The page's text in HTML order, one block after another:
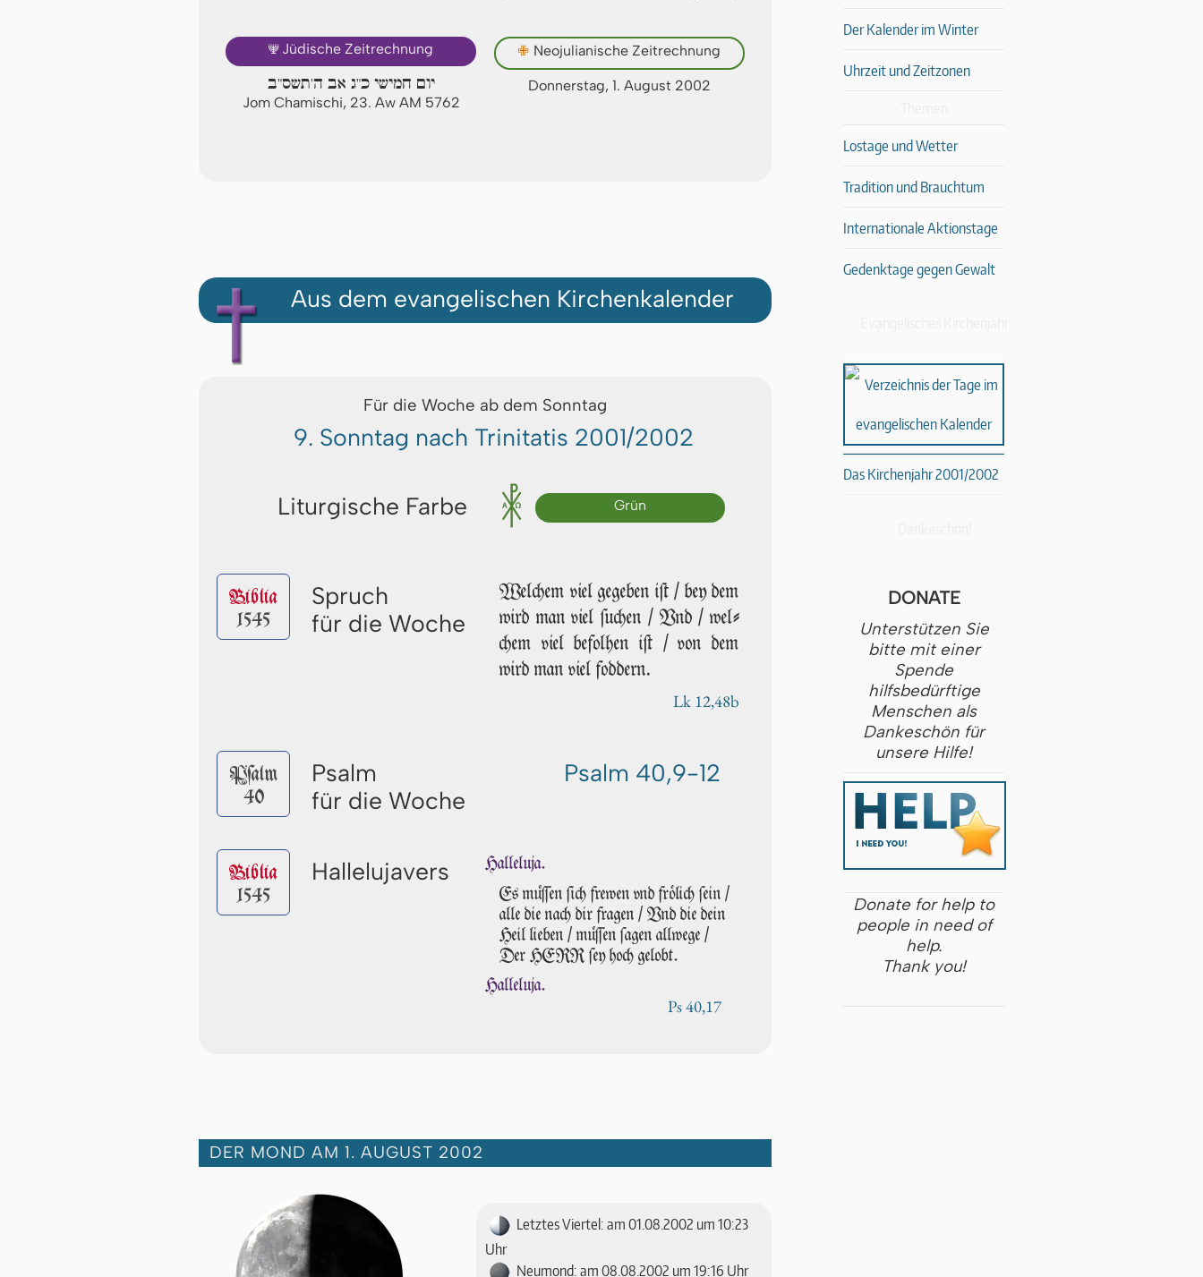
🕎 Jüdische Zeitrechnung
יום חמישי כ"ג אב ה'תשס"ב
Jom Chamischi, 23. Aw AM 5762
✙ Neojulianische Zeitrechnung
Donnerstag, 1. August 2002
Aus dem evangelischen Kirchenkalender
Für die Woche ab dem Sonntag
9. Sonntag nach Trinitatis 2001/2002
Liturgische Farbe Grün
Biblia
1545
Spruch
für die Woche
Welchem viel gegeben iſt / bey dem
wird man viel ſu­chen / Vnd / wel­
chem viel be­fol­hen iſt / von dem
wird man viel foddern.
Lk 12,48b
Pſalm
40
Psalm
für die Woche
Psalm 40,9-12
Biblia
1545
Hallelujavers
Halleluja.
Es müſſen ſich frewen vnd frö­lich ſein /
alle die nach dir fragen / Vnd die dein
Heil lie­ben / müſſen ſa­gen allwege /
Der HERR ſey hoch gelobt.
Halleluja.
Ps 40,17
DER MOND AM 1. AUGUST 2002
Letztes Viertel: am 01.08.2002 um 10:23
Uhr
Neumond: am 08.08.2002 um 19:16 Uhr
Der Kalender im Winter
Uhrzeit und Zeitzonen
Lostage und Wetter
Tradition und Brauchtum
Internationale Aktionstage
Gedenktage gegen Gewalt
Das Kirchenjahr 2001/2002
DONATE
Unterstützen Sie
bitte mit einer
Spende
hilfsbedürftige
Menschen als
Dankeschön für
unsere Hilfe!
Donate for help to
people in need of
help.
Thank you!